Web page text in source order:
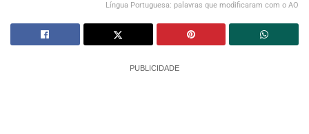
Língua Portuguesa: palavras que modificaram com o AO
PUBLICIDADE